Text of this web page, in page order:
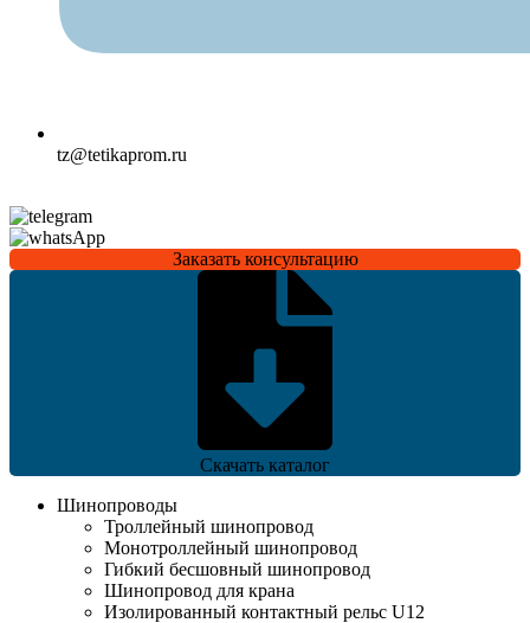
tz@tetikaprom.ru
Заказать консультацию
Скачать каталог
Шинопроводы
Троллейный шинопровод
Монотроллейный шинопровод
Гибкий бесшовный шинопровод
Шинопровод для крана
Изолированный контактный рельс U12